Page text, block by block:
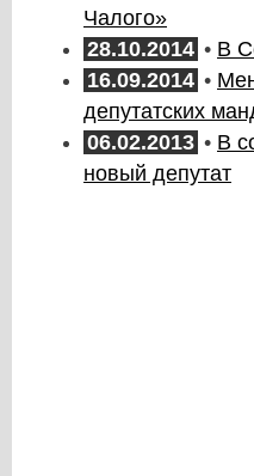
Чалого»
28.10.2014 • В
16.09.2014 •
депутатских
06.02.2013 • В
новый депутат